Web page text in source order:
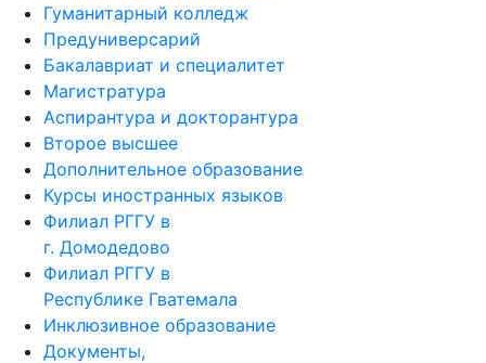
Гуманитарный колледж
Предуниверсарий
Бакалавриат и специалитет
Магистратура
Аспирантура и докторантура
Второе высшее
Дополнительное образование
Курсы иностранных языков
Филиал РГГУ в
г. Домодедово
Филиал РГГУ в
Республике Гватемала
Инклюзивное образование
Документы,